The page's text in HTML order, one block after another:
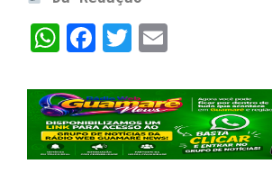
WhatsApp
Facebook
Twitter